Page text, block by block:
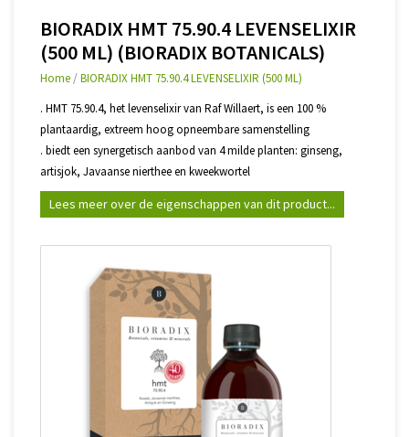
BIORADIX HMT 75.90.4 LEVENSELIXIR
(500 ML) (BIORADIX BOTANICALS)
Home /BIORADIX HMT 75.90.4 LEVENSELIXIR (500 ML)
. HMT 75.90.4, het levenselixir van Raf Willaert, is een 100 %
plantaardig, extreem hoog opneembare samenstelling
. biedt een synergetisch aanbod van 4 milde planten: ginseng,
artisjok, Javaanse nierthee en kweekwortel
Lees meer over de eigenschappen van dit product...